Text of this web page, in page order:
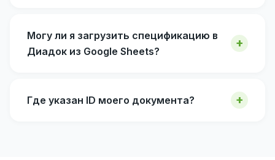
Могу ли я загрузить спецификацию в
Диадок из Google Sheets?
Где указан ID моего документа?